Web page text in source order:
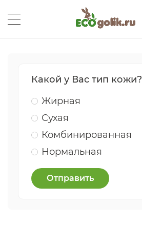
Какой у Вас тип кожи?
Жирная
Сухая
Комбинированная
Нормальная
Отправить